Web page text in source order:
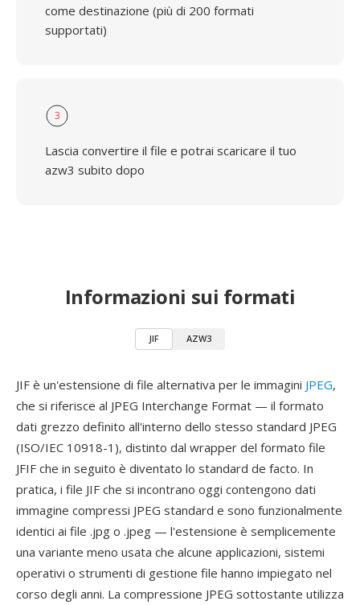
come destinazione (più di 200 formati
supportati)
3
Lascia convertire il file e potrai scaricare il tuo
azw3 subito dopo
Informazioni sui formati
JIF AZW3
JIF è un'estensione di file alternativa per le immagini JPEG,
che si riferisce al JPEG Interchange Format — il formato
dati grezzo definito all'interno dello stesso standard JPEG
(ISO/IEC 10918-1), distinto dal wrapper del formato file
JFIF che in seguito è diventato lo standard de facto. In
pratica, i file JIF che si incontrano oggi contengono dati
immagine compressi JPEG standard e sono funzionalmente
identici ai file .jpg o .jpeg — l'estensione è semplicemente
una variante meno usata che alcune applicazioni, sistemi
operativi o strumenti di gestione file hanno impiegato nel
corso degli anni. La compressione JPEG sottostante utilizza